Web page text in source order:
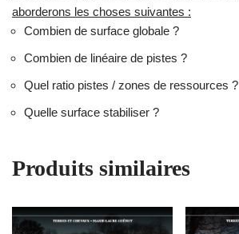
aborderons les choses suivantes :
Combien de surface globale ?
Combien de linéaire de pistes ?
Quel ratio pistes / zones de ressources ?
Quelle surface stabiliser ?
Produits similaires